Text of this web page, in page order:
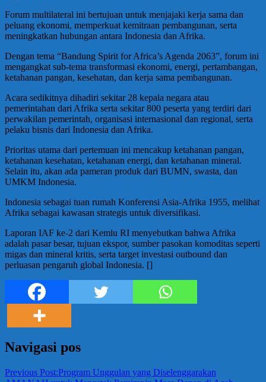
Forum multilateral ini bertujuan untuk menjajaki kerja sama dan
peluang ekonomi, memperkuat kemitraan pembangunan, serta
meningkatkan hubungan antara Indonesia dan Afrika.
Dengan tema “Bandung Spirit for Africa’s Agenda 2063”, forum ini
mengangkat sub-tema transformasi ekonomi, energi, pertambangan,
ketahanan pangan, kesehatan, dan kerja sama pembangunan.
Acara sedikitnya dihadiri sekitar 28 kepala negara atau
pemerintahan dari Afrika serta sekitar 800 peserta yang terdiri dari
perwakilan pemerintah, organisasi internasional dan regional, serta
pelaku bisnis dari Indonesia dan Afrika.
Prioritas utama dari pertemuan ini mencakup ketahanan pangan,
ketahanan kesehatan, ketahanan energi, dan ketahanan mineral.
Selain itu, akan ada pameran produk dari BUMN, swasta, dan
UMKM Indonesia.
Indonesia sebagai tuan rumah Konferensi Asia-Afrika 1955, melihat
Afrika sebagai kawasan strategis untuk diversifikasi.
Laporan IAF ke-2 dari Kemlu RI menyebutkan bahwa Afrika
adalah pasar besar, tujuan ekspor, sumber pasokan komoditas seperti
migas dan mineral kritis, serta target investasi outbound dan
perluasan pengaruh global Indonesia. []
Navigasi pos
Previous Post:Program Unggulan yang Diselenggarakan